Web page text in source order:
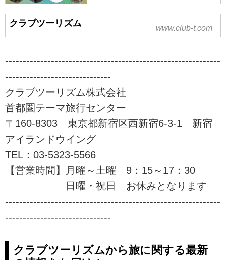
山旅会（ツアー）特集なら、クラ
ブツーリズムにおまかせ！安心で
快適な専属講師と専属添乗員が同
始めませんか！？ツアーの検索・
ご予約も簡単。
クラブツーリズム www.club-t.com
-------------------------------------------------------------
------------------------------
クラブツーリズム株式会社
首都圏テーマ旅行センター
〒160-8303 東京都新宿区西新宿6-3-1 新宿
アイランドウイング
TEL：03-5323-5566
【営業時間】月曜～土曜 9：15～17：30
日曜・祝日 お休みとなります
-------------------------------------------------------------
------------------------------
クラブツーリズムから旅に関する最新